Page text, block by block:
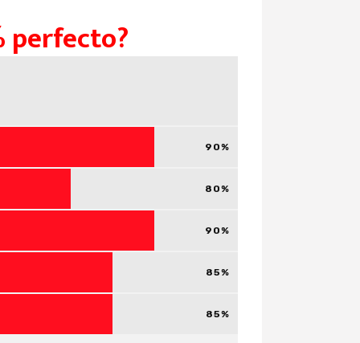
perfecto?
90
80
90
85
85